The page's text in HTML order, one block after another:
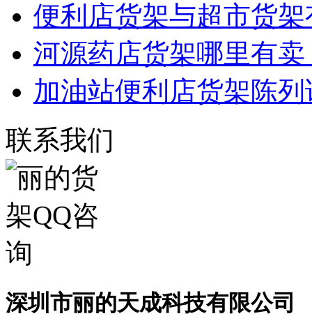
便利店货架与超市货架
河源药店货架哪里有卖
加油站便利店货架陈列
联系我们
深圳市丽的天成科技有限公司